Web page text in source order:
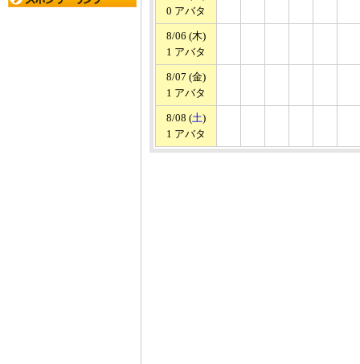
0 アバタ
8/06 (木)
1 アバタ
8/07 (金)
1 アバタ
8/08 (土)
1 アバタ